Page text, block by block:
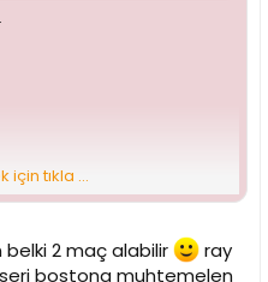
için tıkla ...
belki 2 maç alabilir
ray
bostona muhtemelen